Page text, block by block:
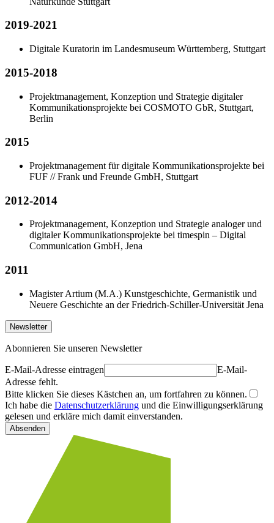
2019-2021
Digitale Kuratorin im Landesmuseum Württemberg, Stuttgart
2015-2018
Projektmanagement, Konzeption und Strategie digitaler
Kommunikationsprojekte bei COSMOTO GbR, Stuttgart,
Berlin
2015
Projektmanagement für digitale Kommunikationsprojekte bei
FUF // Frank und Freunde GmbH, Stuttgart
2012-2014
Projektmanagement, Konzeption und Strategie analoger und
digitaler Kommunikationsprojekte bei timespin – Digital
Communication GmbH, Jena
2011
Magister Artium (M.A.) Kunstgeschichte, Germanistik und
Neuere Geschichte an der Friedrich-Schiller-Universität Jena
Newsletter
Abonnieren Sie unseren Newsletter
E-Mail-Adresse eintragen
E-Mail-
Adresse fehlt.
Bitte klicken Sie dieses Kästchen an, um fortfahren zu können.
Ich habe die Datenschutzerklärung und die Einwilligungserklärung
gelesen und erkläre mich damit einverstanden.
Absenden